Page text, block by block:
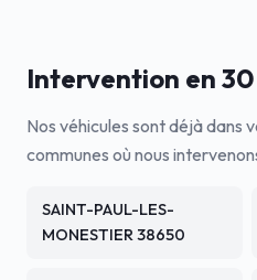
Intervention en
Nos véhicules sont déjà dans
communes où nous
SAINT-PAUL-LES-
MONESTIER 38650